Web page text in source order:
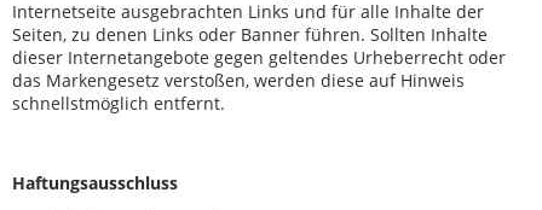
Internetseite ausgebrachten Links und für alle Inhalte der
Seiten, zu denen Links oder Banner führen. Sollten Inhalte
dieser Internetangebote gegen geltendes Urheberrecht oder
das Markengesetz verstoßen, werden diese auf Hinweis
schnellstmöglich entfernt.
Haftungsausschluss